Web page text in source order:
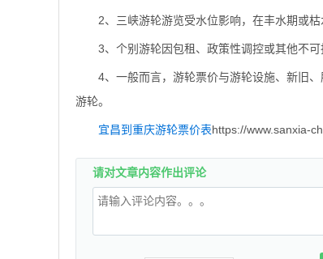
2、三峡游轮游览受水位影响，在丰水期或
3、个别游轮因包租、政策性调控或其他不可
4、一般而言，游轮票价与游轮设施、新旧
游轮。
宜昌到重庆游轮票价表https://www.sanxia-
请对文章内容作出评论